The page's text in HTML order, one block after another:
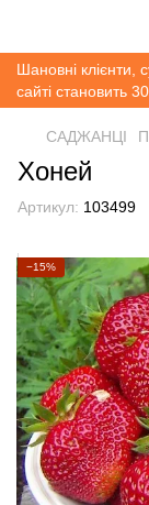
Шановні клієнти,
сайті становить
САДЖАНЦІ
Хоней
Артикул: 103499
−15%